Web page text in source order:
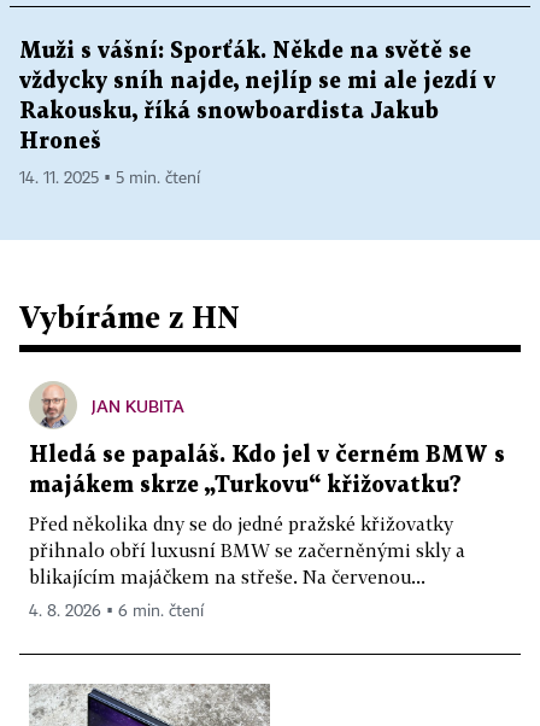
Muži s vášní: Sporťák. Někde na světě se
vždycky sníh najde, nejlíp se mi ale jezdí v
Rakousku, říká snowboardista Jakub
Hroneš
14. 11. 2025 ▪ 5 min. čtení
Vybíráme z HN
JAN KUBITA
Hledá se papaláš. Kdo jel v černém BMW s
majákem skrze „Turkovu“ křižovatku?
Před několika dny se do jedné pražské křižovatky
přihnalo obří luxusní BMW se začerněnými skly a
blikajícím majáčkem na střeše. Na červenou...
4. 8. 2026 ▪ 6 min. čtení